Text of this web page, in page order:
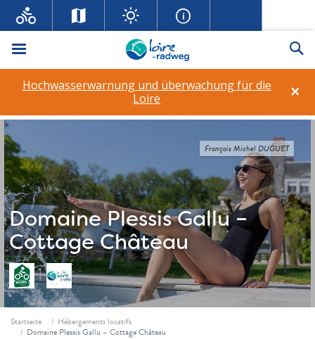
Menü
×
Hochwasserwarnung und überwachung für die
Loire
Domaine Plessis Gallu –
Cottage Château
François Michel DUGUET
Fil d'ariane
Startseite
Hébergements locatifs
Domaine Plessis Gallu – Cottage Château